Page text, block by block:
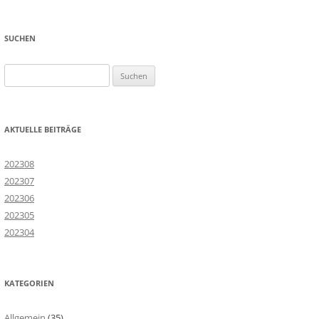
SUCHEN
nach:
AKTUELLE BEITRÄGE
202308
202307
202306
202305
202304
KATEGORIEN